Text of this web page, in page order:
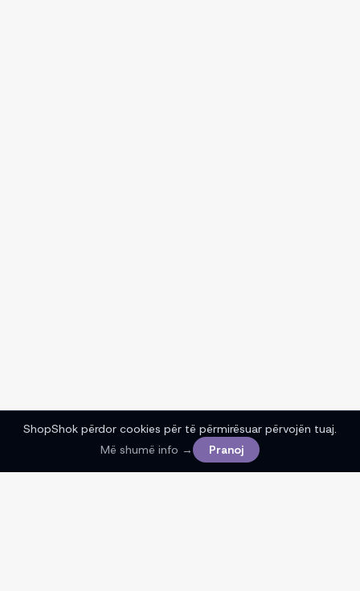
ShopShok përdor cookies për të përmirësuar përvojën tuaj.
Më shumë info →
Pranoj